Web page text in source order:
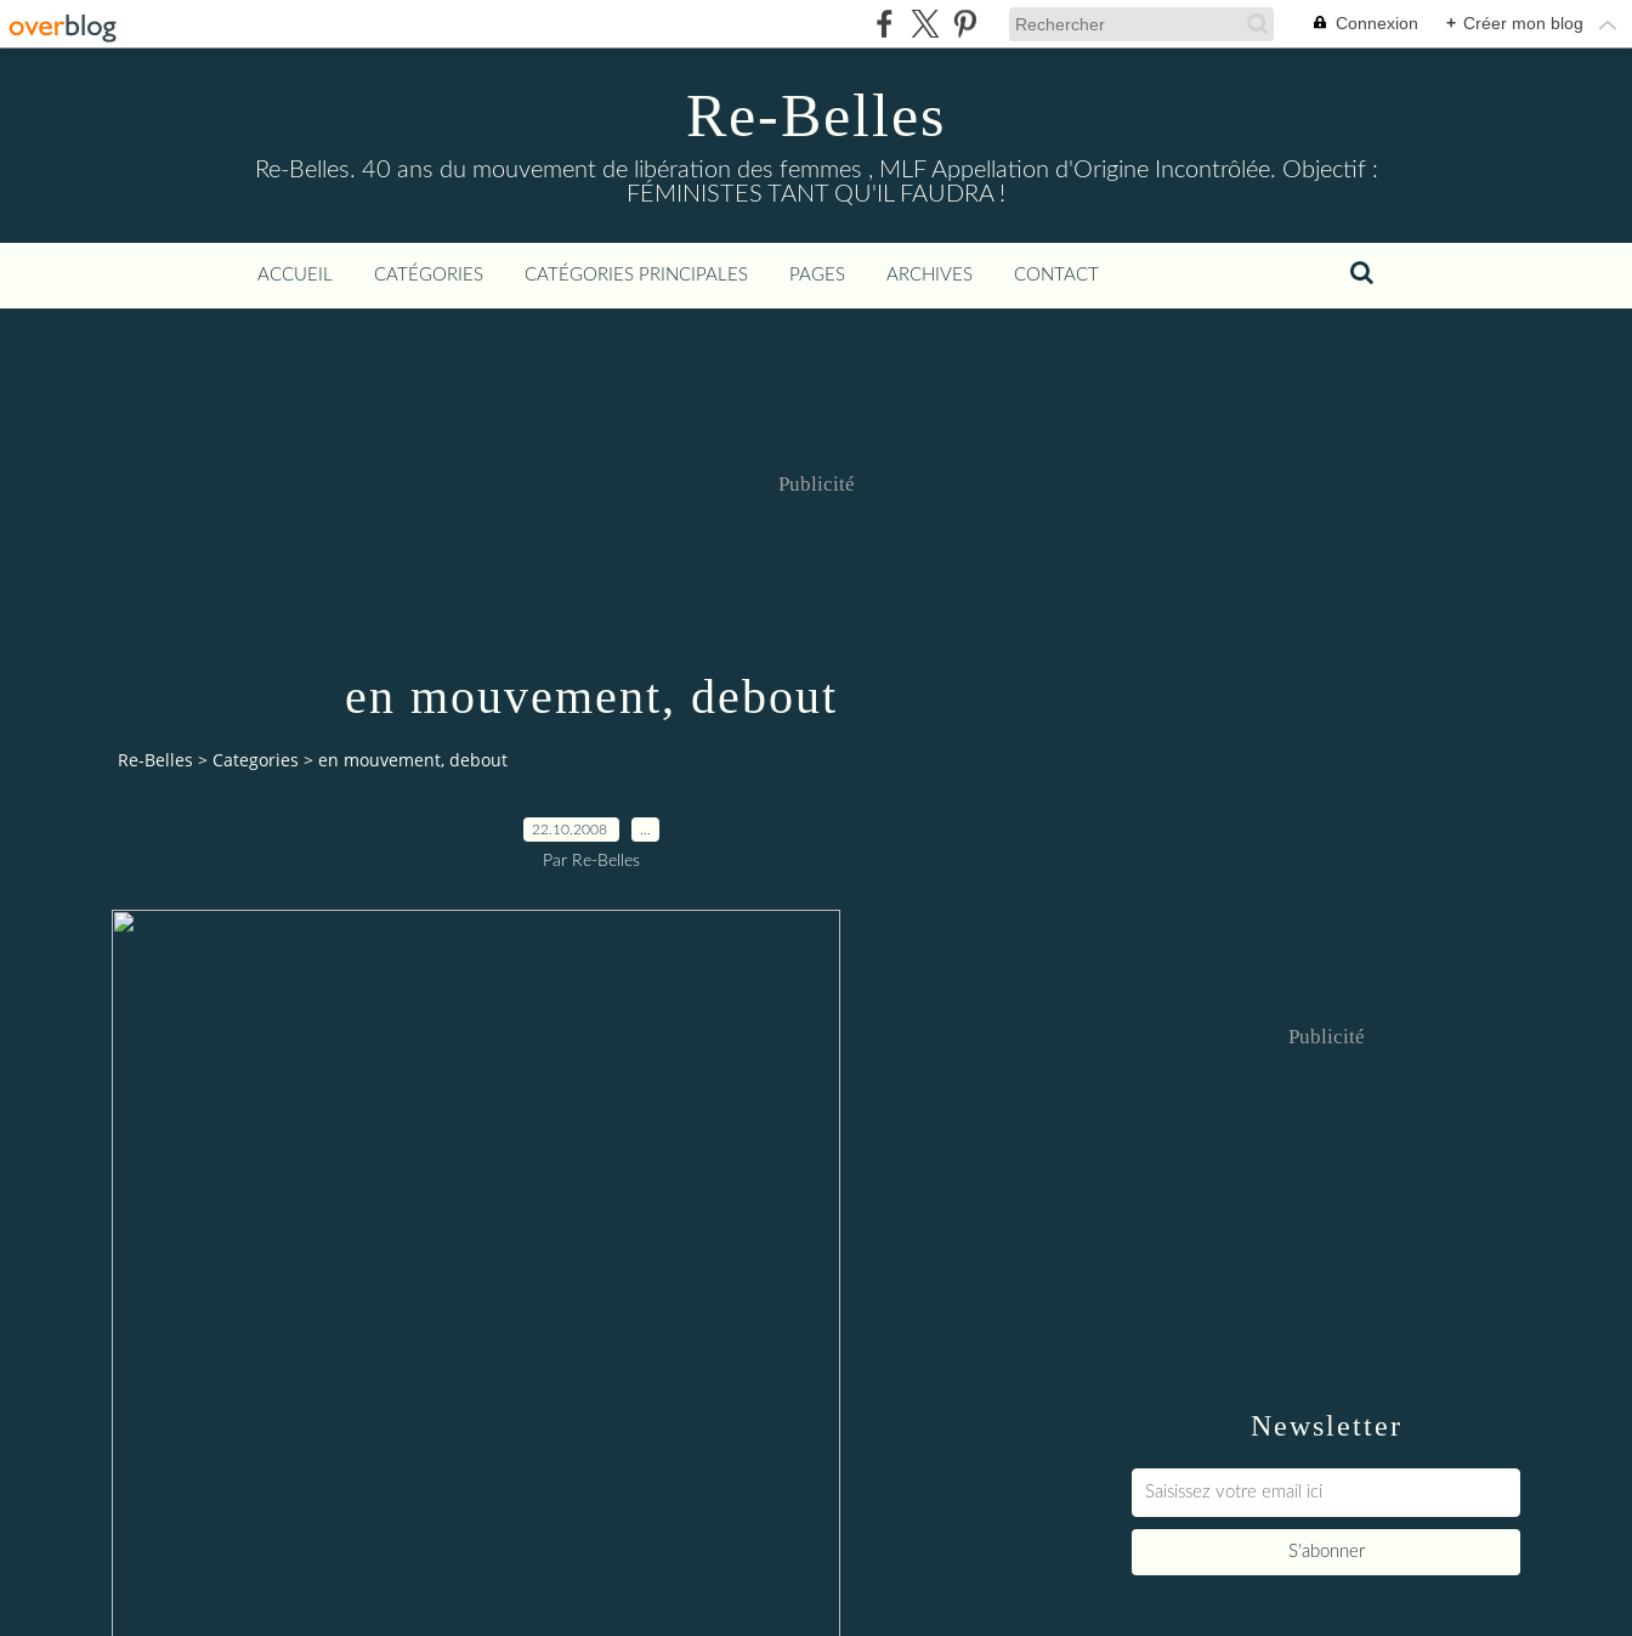
Connexion + Créer mon blog
Re-Belles
Re-Belles. 40 ans du mouvement de libération des femmes , MLF Appellation d'Origine Incontrôlée. Objectif :
FÉMINISTES TANT QU'IL FAUDRA !
ACCUEIL CATÉGORIES CATÉGORIES PRINCIPALES PAGES ARCHIVES CONTACT
Publicité
en mouvement, debout
Re-Belles > Categories > en mouvement, debout
22.10.2008
Par Re-Belles
Newsletter
Publicité